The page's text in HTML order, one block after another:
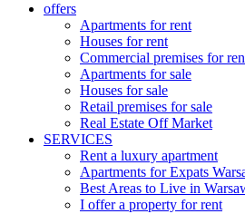
offers
Apartments for rent
Houses for rent
Commercial premises for
Apartments for sale
Houses for sale
Retail premises for sale
Real Estate Off Market
SERVICES
Rent a luxury apartment
Apartments for Expats
Best Areas to Live in
I offer a property for rent